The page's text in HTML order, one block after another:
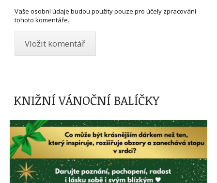
Vaše osobní údaje budou použity pouze pro účely zpracování
tohoto komentáře.
KNIŽNÍ VÁNOČNÍ BALÍČKY